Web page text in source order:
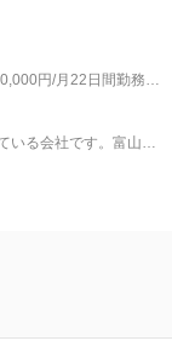
ので、スキルアップ
の
円/月22日間勤務想
いる会社です。富山の